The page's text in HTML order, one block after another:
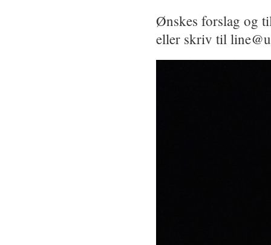
Ønskes forslag og
eller skriv til